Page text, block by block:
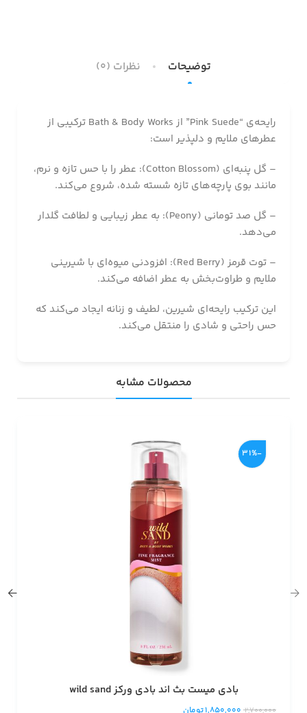
توضیحات نظرات (0)
رایحه‌ی “Pink Suede” از Bath & Body Works ترکیبی از
عطرهای ملایم و دلپذیر است:
– گل پنبه‌ای (Cotton Blossom): عطر را با حس تازه و نرم،
مانند بوی پارچه‌های تازه شسته شده، شروع می‌کند.
– گل صد تومانی (Peony): به عطر زیبایی و لطافت گلدار
می‌دهد.
– توت قرمز (Red Berry): افزودنی میوه‌ای با شیرینی
ملایم و طراوت‌بخش به عطر اضافه می‌کند.
این ترکیب رایحه‌ای شیرین، لطیف و زنانه ایجاد می‌کند که
حس راحتی و شادی را منتقل می‌کند.
محصولات مشابه
-31%
بادی میست بث اند بادی ورکز wild sand
2,700,000